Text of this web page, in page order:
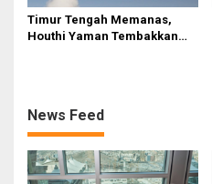
Timur Tengah Memanas,
Houthi Yaman Tembakkan
News Feed